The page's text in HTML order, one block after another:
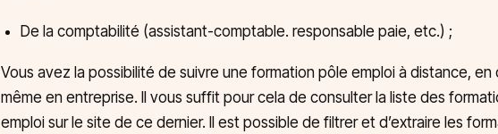
De la comptabilité (assistant-comptable. responsable paie, etc.) ;
Vous avez la possibilité de suivre une formation pôle emploi à distance, en
même en entreprise. Il vous suffit pour cela de consulter la liste des
emploi sur le site de ce dernier. Il est possible de filtrer et d’extraire les